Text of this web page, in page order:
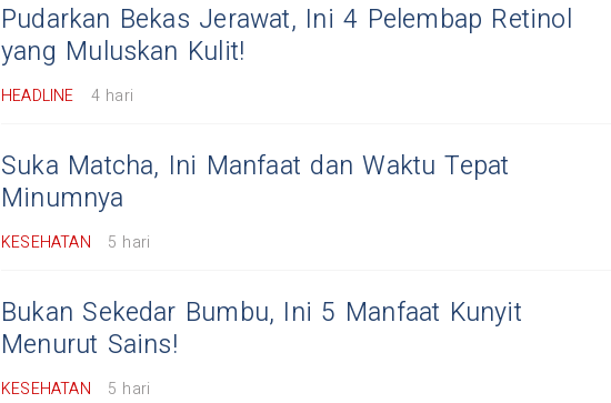
Pudarkan Bekas Jerawat, Ini 4 Pelembap Retinol
yang Muluskan Kulit!
HEADLINE 4 hari
Suka Matcha, Ini Manfaat dan Waktu Tepat
Minumnya
KESEHATAN 5 hari
Bukan Sekedar Bumbu, Ini 5 Manfaat Kunyit
Menurut Sains!
KESEHATAN 5 hari